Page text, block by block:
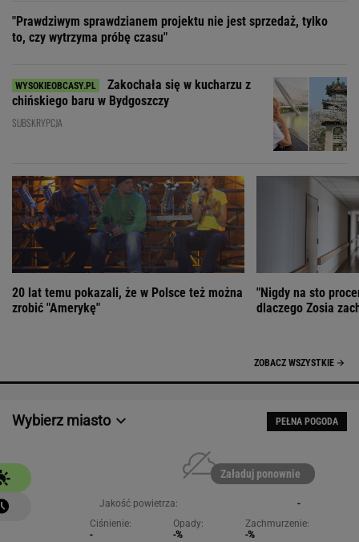
"Prawdziwym sprawdzianem projektu nie jest sprzedaż, tylko
to, czy wytrzyma próbę czasu"
Zakochała się w kucharzu z
chińskiego baru w Bydgoszczy
SUBSKRYPCJA
20 lat temu pokazali, że w Polsce też można
zrobić "Amerykę"
"Nigdy na sto
dlaczego Zosia
ZOBACZ WSZYSTKIE
Wybierz miasto PEŁNA POGODA
Załaduj ponownie
Jakość powietrza:
-
Ciśnienie:
-
Opady:
-%
Zachmurzenie:
-%